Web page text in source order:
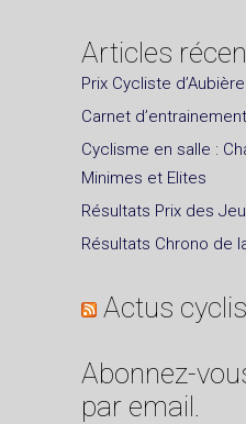
Articles
Prix Cycliste
Carnet
Cyclisme en salle :
Minimes et Elites
Résultats Prix des
Résultats Chrono de
Actus
Abonnez-
par email.